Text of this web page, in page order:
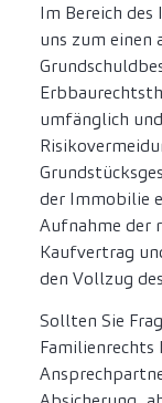
Im Bereich
uns zum einen
umfänglich
der Immobilie
Aufnahme der
Kaufvertrag
den Vollzug
Sollten Sie
Familienrechts